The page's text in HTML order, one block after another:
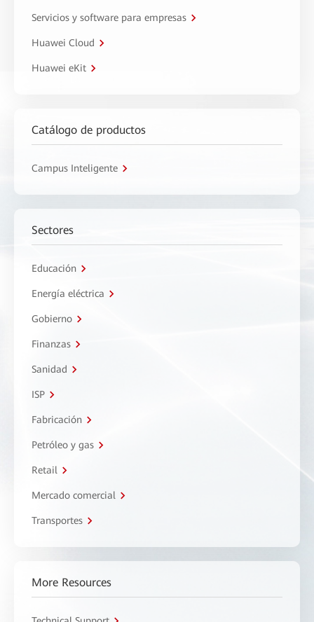
Servicios y software para empresas
Huawei Cloud
Huawei eKit
Catálogo de productos
Campus Inteligente
Sectores
Educación
Energía eléctrica
Gobierno
Finanzas
Sanidad
ISP
Fabricación
Petróleo y gas
Retail
Mercado comercial
Transportes
More Resources